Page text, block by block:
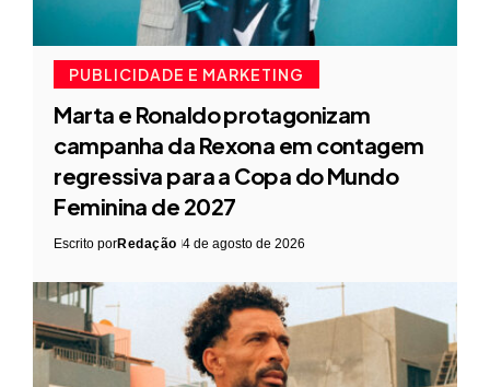
PUBLICIDADE E MARKETING
Marta e Ronaldo protagonizam
campanha da Rexona em contagem
regressiva para a Copa do Mundo
Feminina de 2027
Escrito porRedação 4 de agosto de 2026